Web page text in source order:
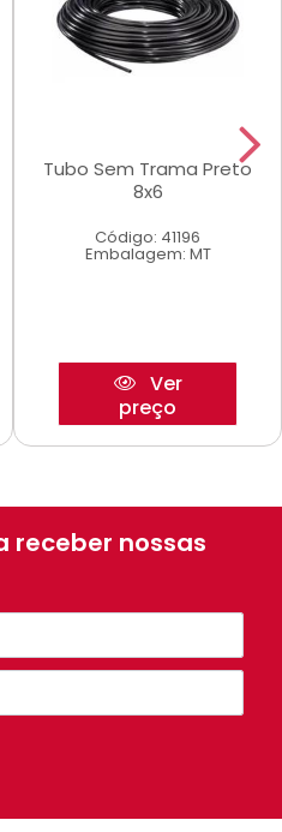
Tubo Sem Trama Preto
8x6
Código: 41196
Embalagem: MT
Ver
preço
receber nossas